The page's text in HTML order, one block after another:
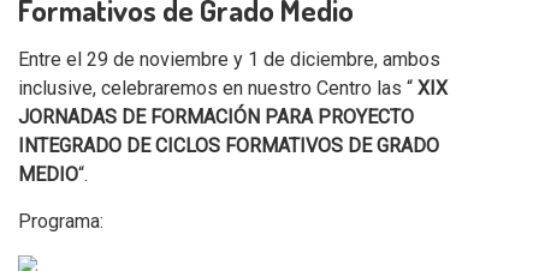
Formativos de Grado Medio
Entre el 29 de noviembre y 1 de diciembre, ambos
inclusive, celebraremos en nuestro Centro las “ XIX
JORNADAS DE FORMACIÓN PARA PROYECTO
INTEGRADO DE CICLOS FORMATIVOS DE GRADO
MEDIO“.
Programa: